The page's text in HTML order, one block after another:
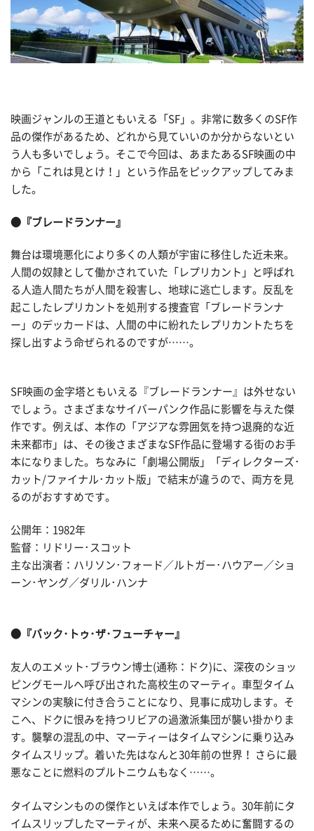
映画ジャンルの王道ともいえる「SF」。非常に数多くのSF作
品の傑作があるため、どれから見ていいのか分からないとい
う人も多いでしょう。そこで今回は、あまたあるSF映画の中
から「これは見とけ！」という作品をピックアップしてみま
した。
●『ブレードランナー』
舞台は環境悪化により多くの人類が宇宙に移住した近未来。
人間の奴隷として働かされていた「レプリカント」と呼ばれ
る人造人間たちが人間を殺害し、地球に逃亡します。反乱を
起こしたレプリカントを処刑する捜査官「ブレードランナ
ー」のデッカードは、人間の中に紛れたレプリカントたちを
探し出すよう命ぜられるのですが……。
SF映画の金字塔ともいえる『ブレードランナー』は外せない
でしょう。さまざまなサイバーパンク作品に影響を与えた傑
作です。例えば、本作の「アジアな雰囲気を持つ退廃的な近
未来都市」は、その後さまざまなSF作品に登場する街のお手
本になりました。ちなみに「劇場公開版」「ディレクターズ･
カット/ファイナル･カット版」で結末が違うので、両方を見
るのがおすすめです。
公開年：1982年
監督：リドリー･スコット
主な出演者：ハリソン･フォード／ルトガー･ハウアー／ショ
ーン･ヤング／ダリル･ハンナ
●『バック･トゥ･ザ･フューチャー』
友人のエメット･ブラウン博士(通称：ドク)に、深夜のショッ
ピングモールへ呼び出された高校生のマーティ。車型タイム
マシンの実験に付き合うことになり、見事に成功します。そ
こへ、ドクに恨みを持つリビアの過激派集団が襲い掛かりま
す。襲撃の混乱の中、マーティーはタイムマシンに乗り込み
タイムスリップ。着いた先はなんと30年前の世界！ さらに最
悪なことに燃料のプルトニウムもなく……。
タイムマシンものの傑作といえば本作でしょう。30年前にタ
イムスリップしたマーティが、未来へ戻るために奮闘するの